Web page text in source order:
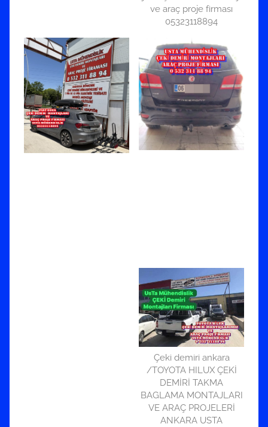
ve araç proje firması
05323118894
Çeki demiri ankara
/TOYOTA HILUX ÇEKİ
DEMİRİ TAKMA
BAGLAMA MONTAJLARI
VE ARAÇ PROJELERİ
ANKARA USTA